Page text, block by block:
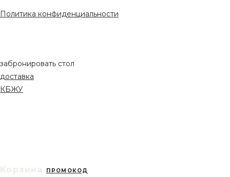
Политика конфиденциальности
забронировать стол
доставка
КБЖУ
Корзина ПРОМОКОД